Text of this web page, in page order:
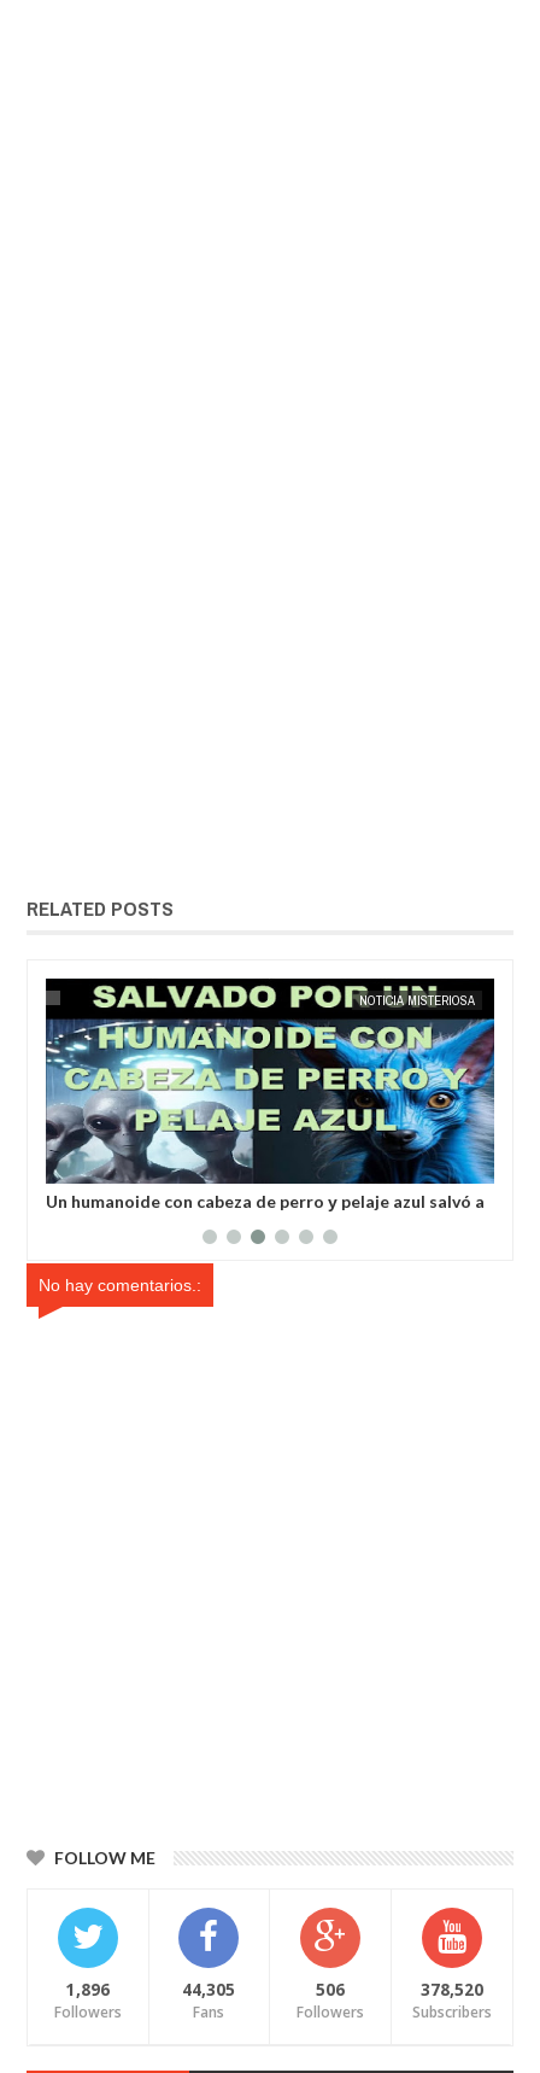
RELATED POSTS
MAY 25,
NOTICIA MISTERIOSA
Un humanoide con cabeza de perro у pelaje azul salvó a
EXTRANOTIX MISTERIO
No hay comentarios.:
FOLLOW ME
1,896
Followers
44,305
Fans
506
Followers
378,520
Subscribers